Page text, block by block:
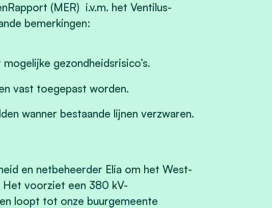
(MER) i.v.m. het Ventilus-
bemerkingen:
gezondheidsrisico’s.
vast toegepast worden.
wanner bestaande lijnen verzwaren.
en netbeheerder Elia om het West-
voorziet een 380 kV-
loopt tot onze buurgemeente